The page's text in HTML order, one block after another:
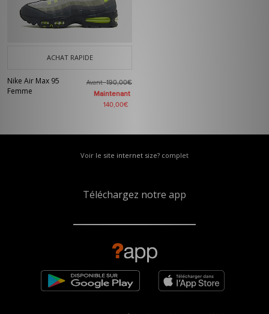
ACHAT RAPIDE
Nike Air Max 95
Femme
Avant190,00€
Maintenant
140,00€
Voir le site internet size? complet
Téléchargez notre app